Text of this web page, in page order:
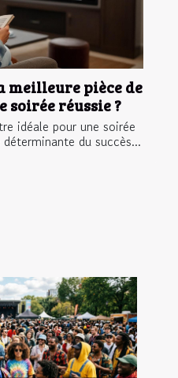
meilleure pièce de
réussie ?
idéale pour une soirée
du succès...